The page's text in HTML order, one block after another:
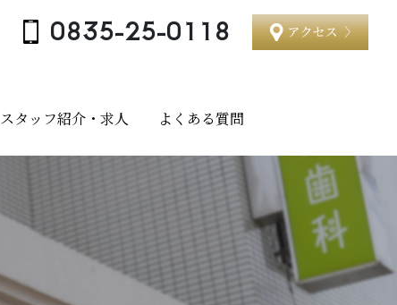
0835-25-0118
スタッフ紹介・求人 よくある質問